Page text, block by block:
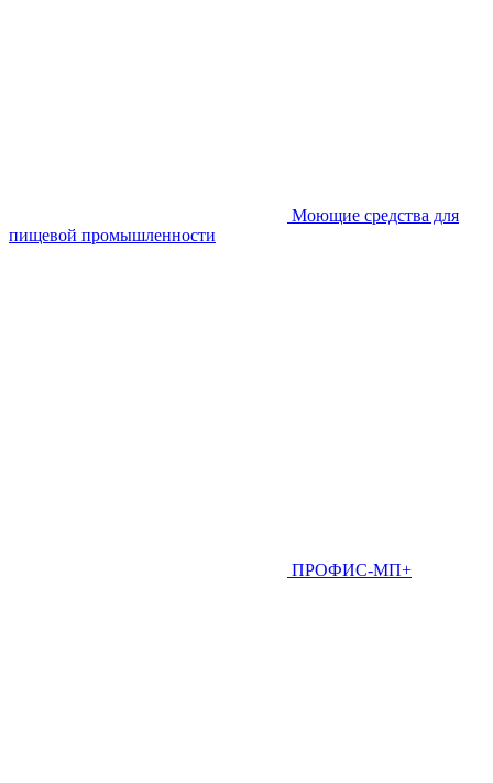
Моющие средства для
пищевой промышленности
ПРОФИС-МП+